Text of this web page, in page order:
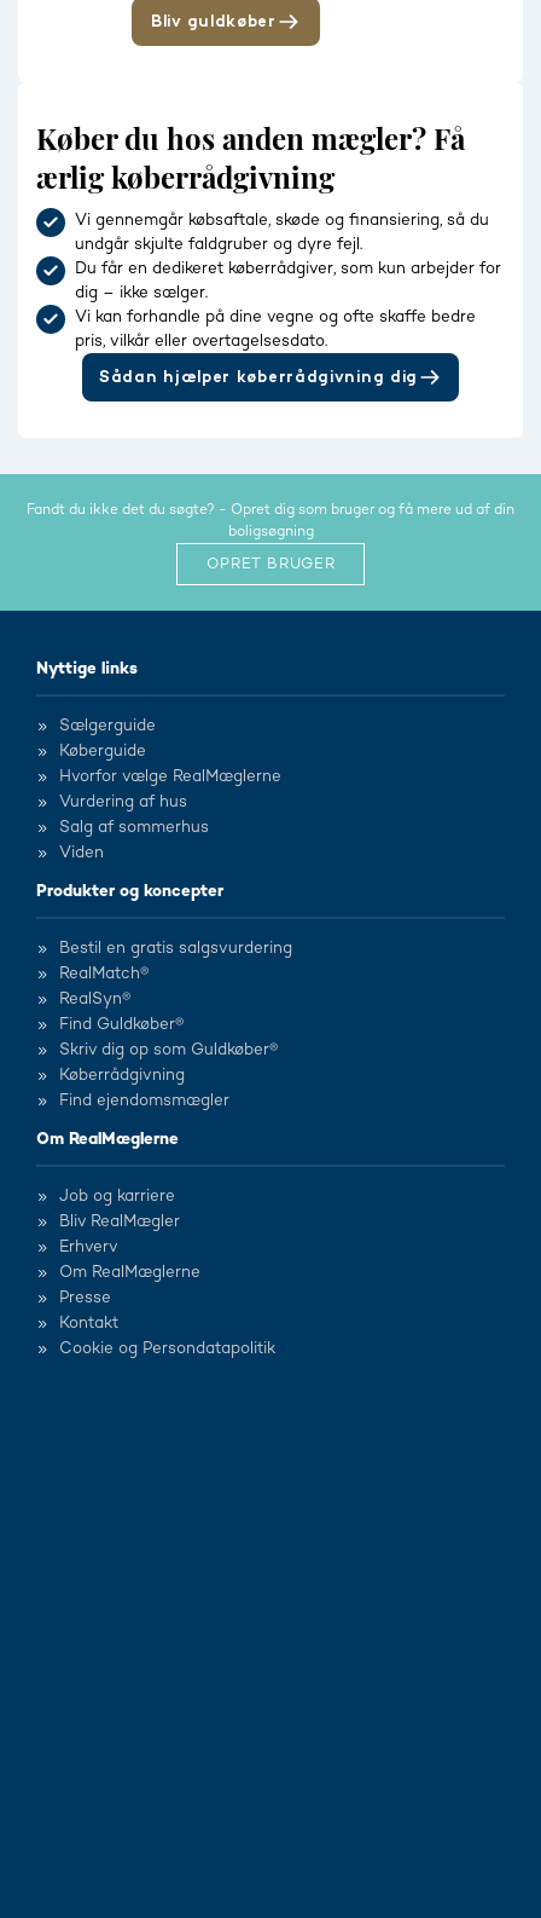
Bliv guldkøber
Køber du hos anden mægler? Få
ærlig køberrådgivning
Vi gennemgår købsaftale, skøde og finansiering, så du
undgår skjulte faldgruber og dyre fejl.
Du får en dedikeret køberrådgiver, som kun arbejder for
dig – ikke sælger.
Vi kan forhandle på dine vegne og ofte skaffe bedre
pris, vilkår eller overtagelsesdato.
Sådan hjælper køberrådgivning dig
Fandt du ikke det du søgte? - Opret dig som bruger og få mere ud af din
boligsøgning
OPRET BRUGER
Nyttige links
Sælgerguide
Køberguide
Hvorfor vælge RealMæglerne
Vurdering af hus
Salg af sommerhus
Viden
Produkter og koncepter
Bestil en gratis salgsvurdering
RealMatch®
RealSyn®
Find Guldkøber®
Skriv dig op som Guldkøber®
Køberrådgivning
Find ejendomsmægler
Om RealMæglerne
Job og karriere
Bliv RealMægler
Erhverv
Om RealMæglerne
Presse
Kontakt
Cookie og Persondatapolitik